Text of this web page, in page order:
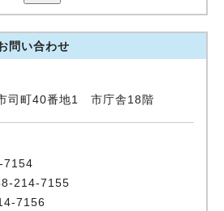
問い合わせ
司町40番地1 市庁舎18階
7154
214-7155
7156